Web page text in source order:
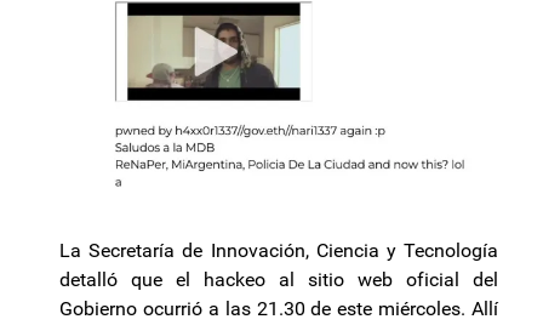
La Secretaría de Innovación, Ciencia y Tecnología
detalló que el hackeo al sitio web oficial del
Gobierno ocurrió a las 21.30 de este miércoles. Allí